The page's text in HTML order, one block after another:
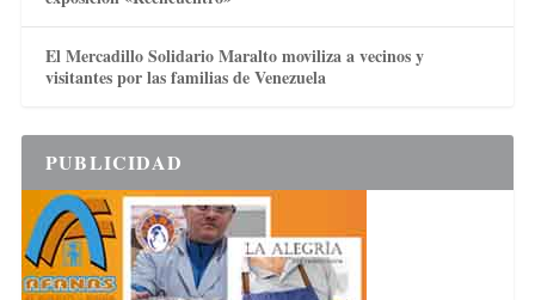
El Mercadillo Solidario Maralto moviliza a vecinos y
visitantes por las familias de Venezuela
PUBLICIDAD